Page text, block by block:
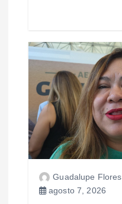
s
Guadalupe Flores
agosto 7, 2026